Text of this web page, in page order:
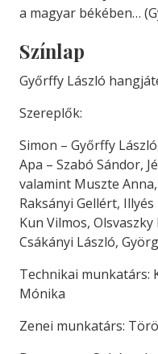
a magyar békében…
Színlap
Győrffy László
Szereplők:
Simon – Győrffy
Apa – Szabó Sándor,
valamint Muszte
Raksányi Gellért,
Kun Vilmos,
Csákányi László,
Technikai munkatárs:
Mónika
Zenei munkatárs: